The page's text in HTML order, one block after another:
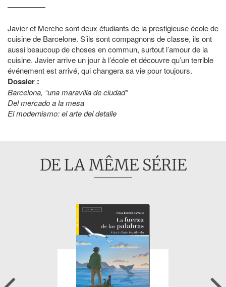
Javier et Merche sont deux étudiants de la prestigieuse école de
cuisine de Barcelone. S’ils sont compagnons de classe, ils ont
aussi beaucoup de choses en commun, surtout l’amour de la
cuisine. Javier arrive un jour à l’école et découvre qu’un terrible
événement est arrivé, qui changera sa vie pour toujours.
Dossier :
Barcelona, “una maravilla de ciudad”
Del mercado a la mesa
El modernismo: el arte del detalle
DE LA MÊME SÉRIE